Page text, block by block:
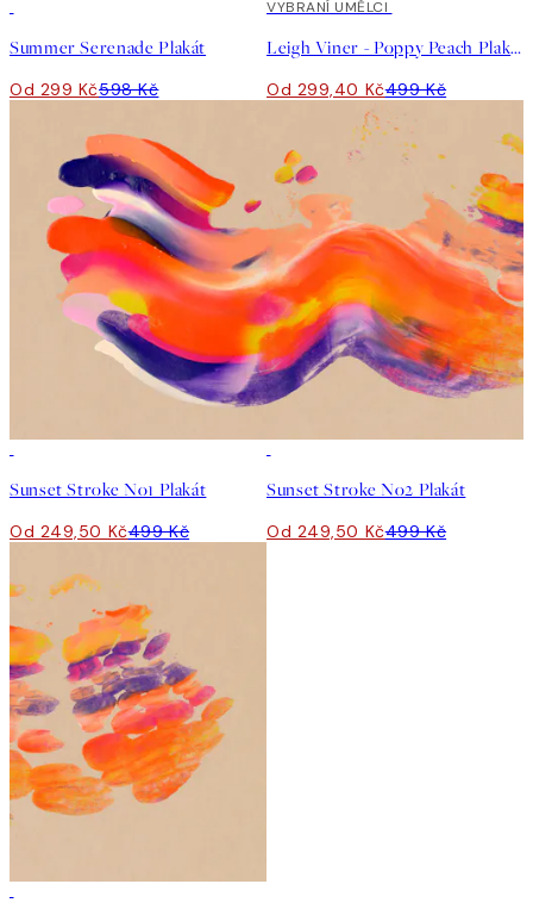
Summer Serenade Plakát
Od 299 Kč598 Kč
40%*
VYBRANÍ UMĚLCI
Leigh Viner - Poppy Peach Plakát
Od 299,40 Kč499 Kč
Sunset Stroke No1 Plakát
Od 249,50 Kč499 Kč
Sunset Stroke No2 Plakát
Od 249,50 Kč499 Kč